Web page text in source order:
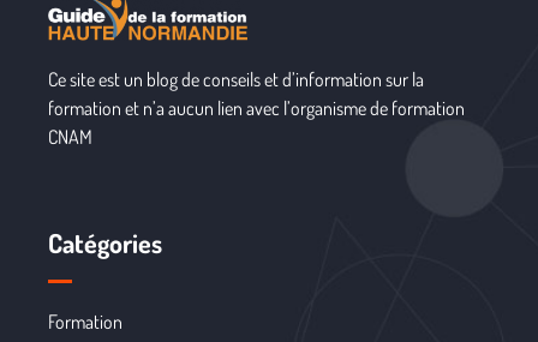
Ce site est un blog de conseils et d’information sur la
formation et n’a aucun lien avec l’organisme de formation
CNAM
Catégories
Formation